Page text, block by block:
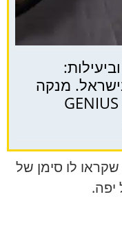
מנקה
שקראו לו סימן של
יפה.